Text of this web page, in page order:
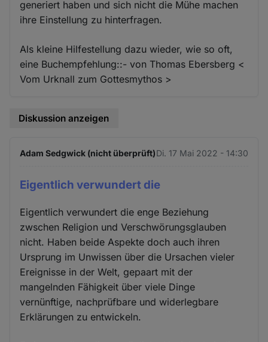
generiert haben und sich nicht die Mühe machen
ihre Einstellung zu hinterfragen.
Als kleine Hilfestellung dazu wieder, wie so oft,
eine Buchempfehlung::- von Thomas Ebersberg <
Vom Urknall zum Gottesmythos >
Diskussion anzeigen
Adam Sedgwick (nicht überprüft)Di. 17 Mai 2022 - 14:30
Eigentlich verwundert die
Eigentlich verwundert die enge Beziehung
zwschen Religion und Verschwörungsglauben
nicht. Haben beide Aspekte doch auch ihren
Ursprung im Unwissen über die Ursachen vieler
Ereignisse in der Welt, gepaart mit der
mangelnden Fähigkeit über viele Dinge
vernünftige, nachprüfbare und widerlegbare
Erklärungen zu entwickeln.